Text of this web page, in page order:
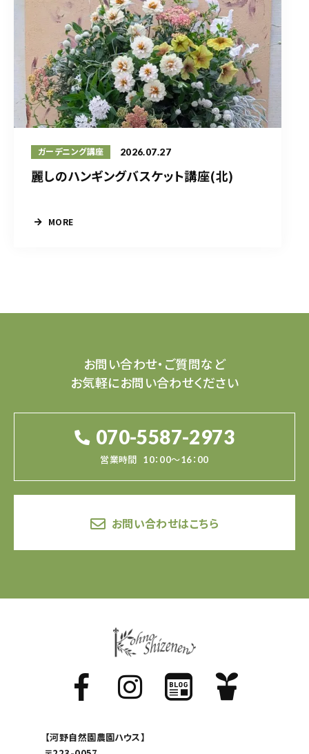
ガーデニング講座 2026.07.27
麗しのハンギングバスケット講座(北)
MORE
お問い合わせ・ご質問など
お気軽にお問い合わせください
070-5587-2973
営業時間 10：00～16：00
お問い合わせはこちら
【河野自然園農園ハウス】